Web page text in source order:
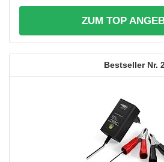
ZUM TOP